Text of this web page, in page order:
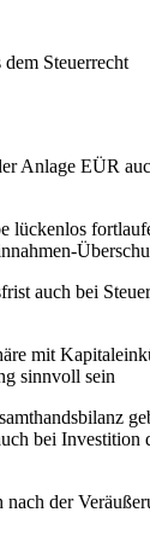
Steuerrecht
Anlage EÜR
lückenlos
auch bei
mit
sinnvoll sein
bei Investition
der